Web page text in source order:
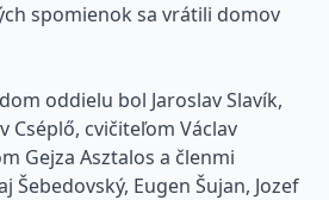
spomienok sa vrátili domov
oddielu bol Jaroslav Slavík,
Cséplő, cvičiteľom Václav
Gejza Asztalos a členmi
Šebedovský, Eugen Šujan, Jozef